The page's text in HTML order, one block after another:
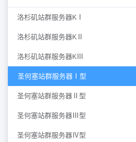
洛杉矶站群服务器KⅠ
洛杉矶站群服务器KⅡ
洛杉矶站群服务器KⅢ
圣何塞站群服务器Ⅰ型
圣何塞站群服务器Ⅱ型
圣何塞站群服务器Ⅲ型
圣何塞站群服务器Ⅳ型